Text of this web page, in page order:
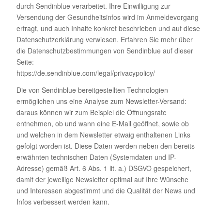
durch Sendinblue verarbeitet. Ihre Einwilligung zur
Versendung der Gesundheitsinfos wird im Anmeldevorgang
erfragt, und auch Inhalte konkret beschrieben und auf diese
Datenschutzerklärung verwiesen. Erfahren Sie mehr über
die Datenschutzbestimmungen von Sendinblue auf dieser
Seite:
https://de.sendinblue.com/legal/privacypolicy/
Die von Sendinblue bereitgestellten Technologien
ermöglichen uns eine Analyse zum Newsletter-Versand:
daraus können wir zum Beispiel die Öffnungsrate
entnehmen, ob und wann eine E-Mail geöffnet, sowie ob
und welchen in dem Newsletter etwaig enthaltenen Links
gefolgt worden ist. Diese Daten werden neben den bereits
erwähnten technischen Daten (Systemdaten und IP-
Adresse) gemäß Art. 6 Abs. 1 lit. a.) DSGVO gespeichert,
damit der jeweilige Newsletter optimal auf Ihre Wünsche
und Interessen abgestimmt und die Qualität der News und
Infos verbessert werden kann.